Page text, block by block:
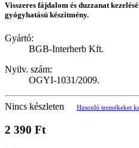
Visszeres fájdalom és duzzanat
gyógyhatású készítmény.
Gyártó:
BGB-Interherb Kft.
Nyilv. szám:
OGYI-1031/2009.
Nincs készleten Hasonló termékeket
2 390 Ft